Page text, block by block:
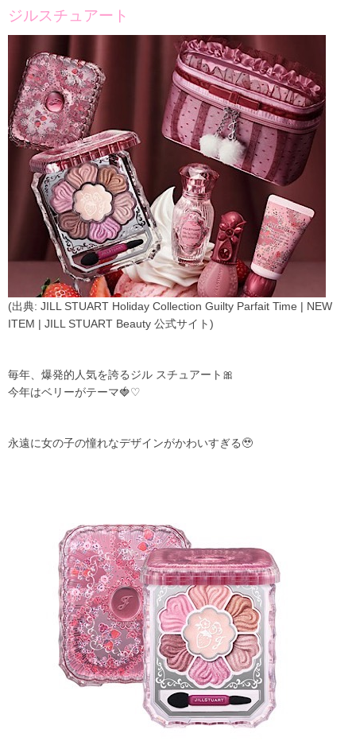
ジルスチュアート
(出典: JILL STUART Holiday Collection Guilty Parfait Time | NEW
ITEM | JILL STUART Beauty 公式サイト)
毎年、爆発的人気を誇るジル スチュアート🎀
今年はベリーがテーマ🍓♡
永遠に女の子の憧れなデザインがかわいすぎる🥹